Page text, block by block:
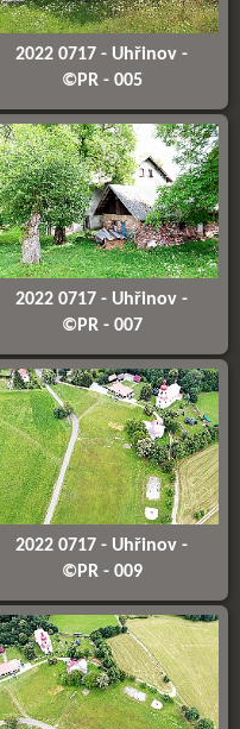
2022 0717 - Uhřinov -
©PR - 005
2022 0717 - Uhřinov -
©PR - 007
2022 0717 - Uhřinov -
©PR - 009